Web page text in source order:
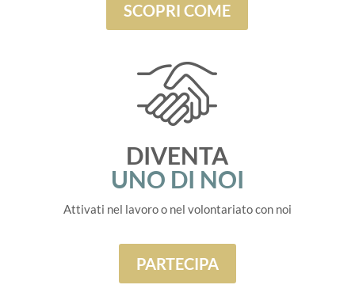
SCOPRI COME
DIVENTA
UNO DI NOI
Attivati nel lavoro o nel volontariato con noi
PARTECIPA